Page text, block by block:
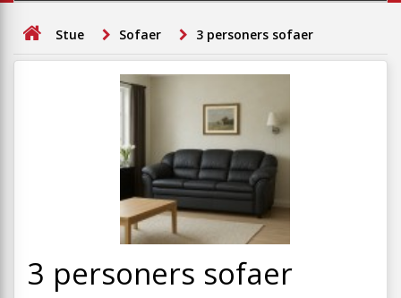
+
STUE
TÆPPER
Stue Sofaer 3 personers sofaer
3 personers sofaer